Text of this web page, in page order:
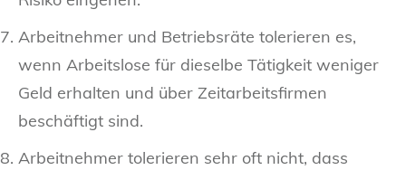
Arbeitnehmer und Betriebsräte tolerieren es,
wenn Arbeitslose für dieselbe Tätigkeit weniger
Geld erhalten und über Zeitarbeitsfirmen
beschäftigt sind.
Arbeitnehmer tolerieren sehr oft nicht, dass